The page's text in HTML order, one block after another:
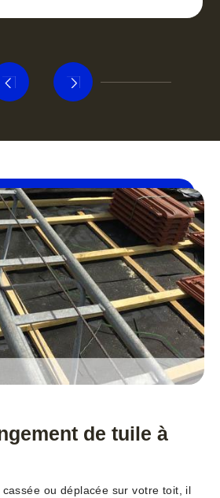
de tuile à
ou déplacée sur votre toit, il